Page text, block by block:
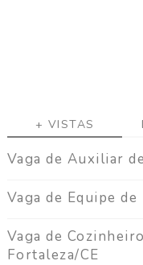
+ VISTAS
Vaga de Auxiliar
Vaga de Equipe
Vaga de
Fortaleza/CE